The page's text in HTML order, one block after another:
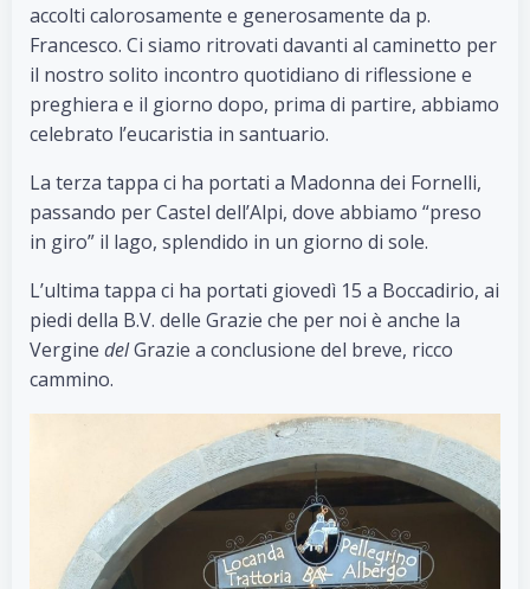
accolti calorosamente e generosamente da p.
Francesco. Ci siamo ritrovati davanti al caminetto per
il nostro solito incontro quotidiano di riflessione e
preghiera e il giorno dopo, prima di partire, abbiamo
celebrato l’eucaristia in santuario.
La terza tappa ci ha portati a Madonna dei Fornelli,
passando per Castel dell’Alpi, dove abbiamo “preso
in giro” il lago, splendido in un giorno di sole.
L’ultima tappa ci ha portati giovedì 15 a Boccadirio, ai
piedi della B.V. delle Grazie che per noi è anche la
Vergine delGrazie a conclusione del breve, ricco
cammino.